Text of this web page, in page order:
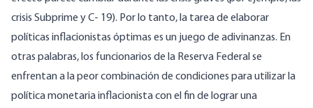
crisis Subprime y C- 19). Por lo tanto, la tarea de elaborar
políticas inflacionistas óptimas es un juego de adivinanzas. En
otras palabras, los funcionarios de la Reserva Federal se
enfrentan a la peor combinación de condiciones para utilizar la
política monetaria inflacionista con el fin de lograr una